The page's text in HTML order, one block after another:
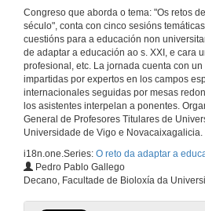
Congreso que aborda o tema: "Os retos
século", conta con cinco sesións
cuestións para a educación non
de adaptar a educación ao s. XXI, e cara
profesional, etc. La jornada cuenta con
impartidas por expertos en los campos
internacionales seguidas por mesas
los asistentes interpelan a ponentes.
General de Profesores Titulares de
Universidade de Vigo e Novacaixagalicia.
i18n.one.Series: O reto da adaptar a
Pedro Pablo Gallego
Decano, Facultade de Bioloxía da